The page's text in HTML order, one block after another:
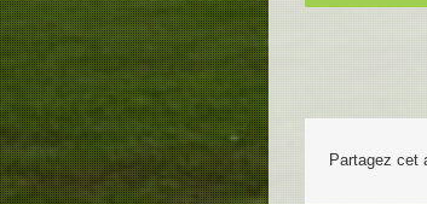
Partagez cet